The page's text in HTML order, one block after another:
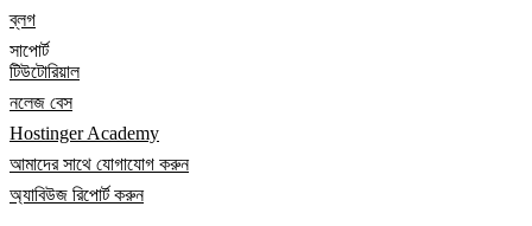
ব্লগ
সাপোর্ট
টিউটোরিয়াল
নলেজ বেস
Hostinger Academy
আমাদের সাথে যোগাযোগ করুন
অ্যাবিউজ রিপোর্ট করুন